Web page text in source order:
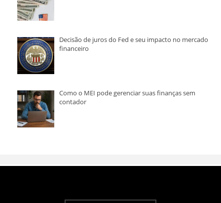
Decisão de juros do Fed e seu impacto no mercado
financeiro
Como o MEI pode gerenciar suas finanças sem
contador